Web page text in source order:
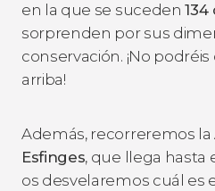
en la que se suceden
sorprenden por sus
conservación. ¡No
arriba!
Además, recorreremos la
Esfinges, que llega hasta
os desvelaremos cuál es